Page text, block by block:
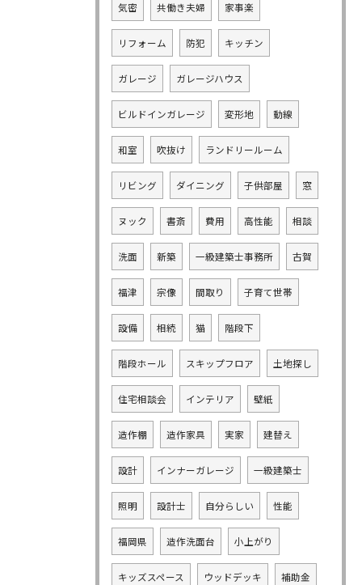
気密 共働き夫婦 家事楽
リフォーム 防犯 キッチン
ガレージ ガレージハウス
ビルドインガレージ 変形地 動線
和室 吹抜け ランドリールーム
リビング ダイニング 子供部屋 窓
ヌック 書斎 費用 高性能 相談
洗面 新築 一級建築士事務所 古賀
福津 宗像 間取り 子育て世帯
設備 相続 猫 階段下
階段ホール スキップフロア 土地探し
住宅相談会 インテリア 壁紙
造作棚 造作家具 実家 建替え
設計 インナーガレージ 一級建築士
照明 設計士 自分らしい 性能
福岡県 造作洗面台 小上がり
キッズスペース ウッドデッキ 補助金